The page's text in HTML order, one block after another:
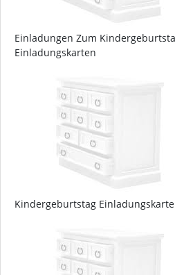
Einladungen Zum
Einladungskarten
Kindergeburtstag